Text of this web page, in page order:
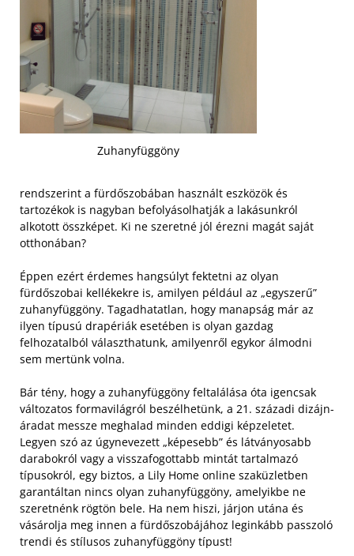
Zuhanyfüggöny
rendszerint a fürdőszobában használt eszközök és
tartozékok is nagyban befolyásolhatják a lakásunkról
alkotott összképet. Ki ne szeretné jól érezni magát saját
otthonában?
Éppen ezért érdemes hangsúlyt fektetni az olyan
fürdőszobai kellékekre is, amilyen például az „egyszerű”
zuhanyfüggöny. Tagadhatatlan, hogy manapság már az
ilyen típusú drapériák esetében is olyan gazdag
felhozatalból választhatunk, amilyenről egykor álmodni
sem mertünk volna.
Bár tény, hogy a zuhanyfüggöny feltalálása óta igencsak
változatos formavilágról beszélhetünk, a 21. századi dizájn-
áradat messze meghalad minden eddigi képzeletet.
Legyen szó az úgynevezett „képesebb” és látványosabb
darabokról vagy a visszafogottabb mintát tartalmazó
típusokról, egy biztos, a Lily Home online szaküzletben
garantáltan nincs olyan zuhanyfüggöny, amelyikbe ne
szeretnénk rögtön bele. Ha nem hiszi, járjon utána és
vásárolja meg innen a fürdőszobájához leginkább passzoló
trendi és stílusos zuhanyfüggöny típust!